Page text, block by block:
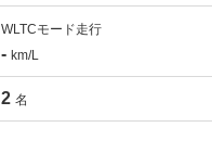
WLTCモード走行
- km/L
2 名